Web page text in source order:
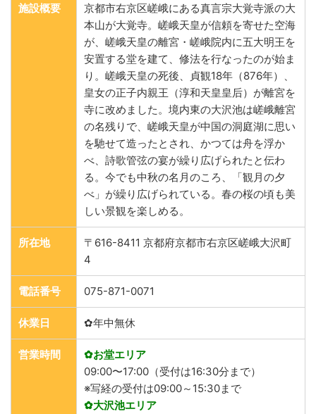
施設概要
京都市右京区嵯峨にある真言宗大覚寺派の大
本山が大覚寺。嵯峨天皇が信頼を寄せた空海
が、嵯峨天皇の離宮・嵯峨院内に五大明王を
安置する堂を建て、修法を行なったのが始ま
り。嵯峨天皇の死後、貞観18年（876年）、
皇女の正子内親王（淳和天皇皇后）が離宮を
寺に改めました。境内東の大沢池は嵯峨離宮
の名残りで、嵯峨天皇が中国の洞庭湖に思い
を馳せて造ったとされ、かつては舟を浮か
べ、詩歌管弦の宴が繰り広げられたと伝わ
る。今でも中秋の名月のころ、「観月の夕
べ」が繰り広げられている。春の桜の頃も美
しい景観を楽しめる。
所在地
〒616-8411 京都府京都市右京区嵯峨大沢町
4
電話番号 075-871-0071
休業日 ✿年中無休
営業時間
✿お堂エリア
09:00〜17:00（受付は16:30分まで）
※写経の受付は09:00～15:30まで
✿大沢池エリア